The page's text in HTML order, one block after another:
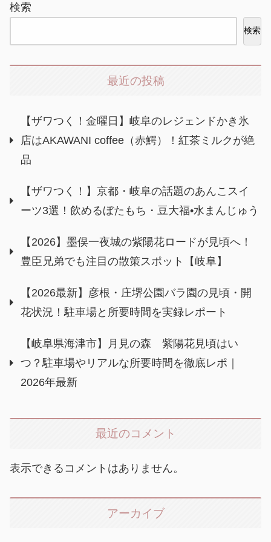
検索
検索
最近の投稿
【ザワつく！金曜日】岐阜のレジェンドかき氷
店はAKAWANI coffee（赤鰐）！紅茶ミルクが絶
品
【ザワつく！】京都・岐阜の話題のあんこスイ
ーツ3選！飲めるぼたもち・豆大福•水まんじゅう
【2026】墨俣一夜城の紫陽花ロードが見頃へ！
豊臣兄弟でも注目の散策スポット【岐阜】
【2026最新】彦根・庄堺公園バラ園の見頃・開
花状況！駐車場と所要時間を実録レポート
【岐阜県海津市】月見の森 紫陽花見頃はい
つ？駐車場やリアルな所要時間を徹底レポ｜
2026年最新
最近のコメント
表示できるコメントはありません。
アーカイブ